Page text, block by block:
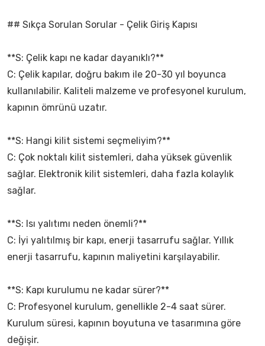
## Sıkça Sorulan Sorular - Çelik Giriş Kapısı
**S: Çelik kapı ne kadar dayanıklı?**
C: Çelik kapılar, doğru bakım ile 20-30 yıl boyunca
kullanılabilir. Kaliteli malzeme ve profesyonel kurulum,
kapının ömrünü uzatır.
**S: Hangi kilit sistemi seçmeliyim?**
C: Çok noktalı kilit sistemleri, daha yüksek güvenlik
sağlar. Elektronik kilit sistemleri, daha fazla kolaylık
sağlar.
**S: Isı yalıtımı neden önemli?**
C: İyi yalıtılmış bir kapı, enerji tasarrufu sağlar. Yıllık
enerji tasarrufu, kapının maliyetini karşılayabilir.
**S: Kapı kurulumu ne kadar sürer?**
C: Profesyonel kurulum, genellikle 2-4 saat sürer.
Kurulum süresi, kapının boyutuna ve tasarımına göre
değişir.